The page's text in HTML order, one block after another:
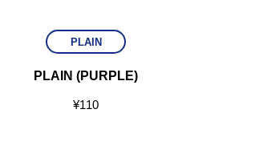
PLAIN
PLAIN (PURPLE)
¥110